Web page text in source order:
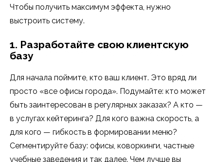
Чтобы получить максимум эффекта, нужно
выстроить систему.
1. Разработайте свою клиентскую
базу
Для начала поймите, кто ваш клиент. Это вряд ли
просто «все офисы города». Подумайте: кто может
быть заинтересован в регулярных заказах? А кто —
в услугах кейтеринга? Для кого важна скорость, а
для кого — гибкость в формировании меню?
Сегментируйте базу: офисы, коворкинги, частные
учебные заведения и так далее. Чем лучше вы